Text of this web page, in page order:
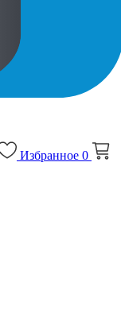
Избранное 0